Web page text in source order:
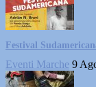
Festival
Eventi Marche 9